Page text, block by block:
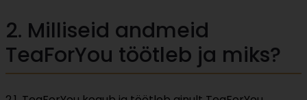
2. Milliseid andmeid
TeaForYou töötleb ja miks?